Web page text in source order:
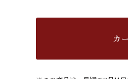
カ